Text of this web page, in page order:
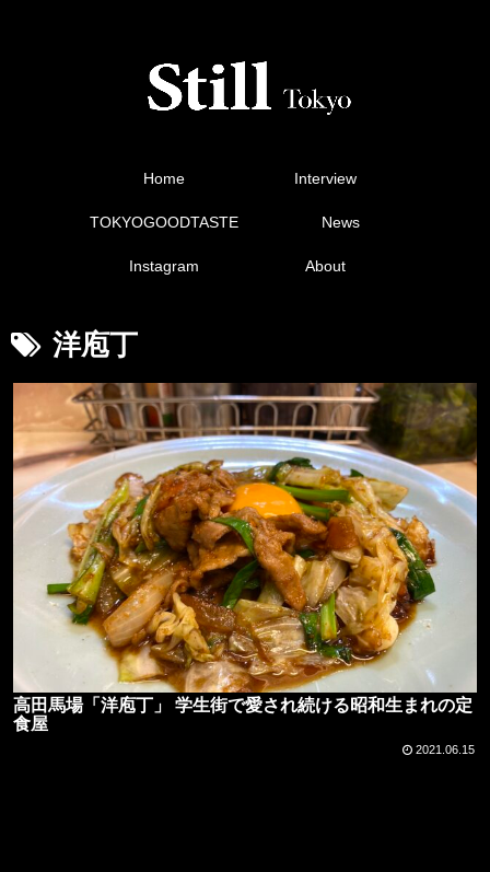
Home Interview
TOKYOGOODTASTE News
Instagram About
洋庖丁
高田馬場「洋庖丁」 学生街で愛され続ける昭和生まれの定
食屋
2021.06.15